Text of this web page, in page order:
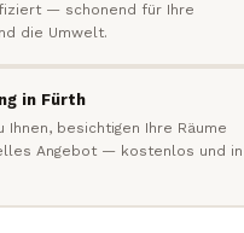
— schonend für Ihre
die Umwelt.
in Fürth
besichtigen Ihre Räume
Angebot — kostenlos und in